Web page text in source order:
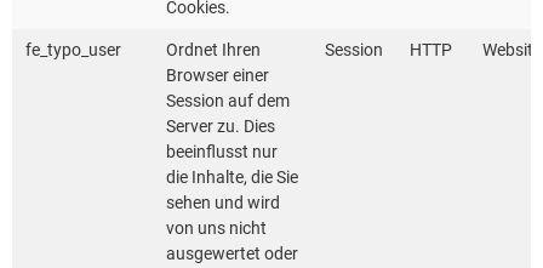
Mobilitätswende!“. Das Angebot des On Demand-
Shuttles wächst seither weiter und bedient
inzwischen sieben Gebiete im Landkreis Karlsruhe.
Weitere sollen folgen.
Cookies.
fe_typo_user
Ordnet Ihren
Browser einer
Session auf dem
Server zu. Dies
beeinflusst nur
die Inhalte, die Sie
sehen und wird
von uns nicht
ausgewertet oder
Session HTTP Website